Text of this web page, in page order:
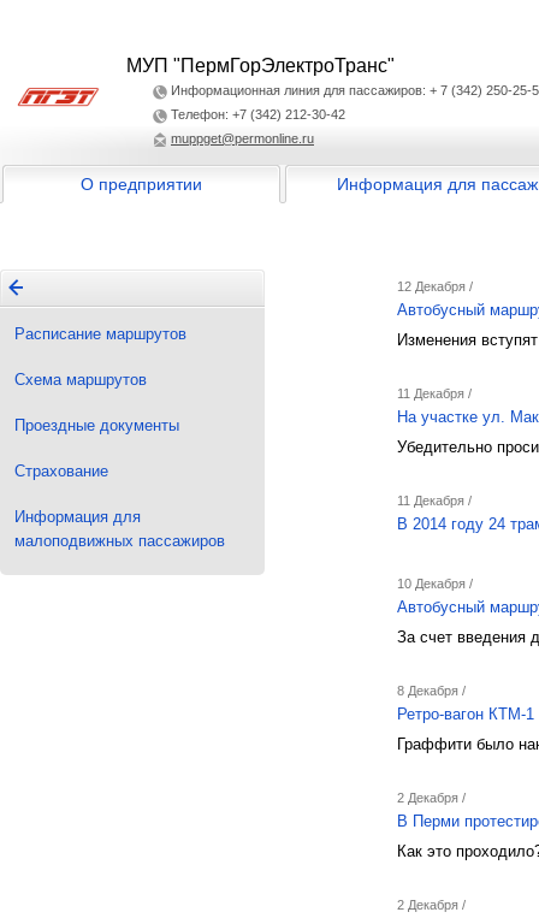
МУП "ПермГорЭлектроТранс"
Информационная линия для пассажиров: + 7 (342) 250-25-
Телефон: +7 (342) 212-30-42
muppget@permonline.ru
О предприятии Информация для
Расписание маршрутов
Схема маршрутов
Проездные документы
Страхование
Информация для
малоподвижных пассажиров
12 Декабря /
Автобусный
Изменения
11 Декабря /
На участке ул.
Убедительно
11 Декабря /
В 2014 году 24
10 Декабря /
Автобусный
За счет введения
8 Декабря /
Ретро-вагон КТМ-
Граффити было
2 Декабря /
В Перми
Как это
2 Декабря /